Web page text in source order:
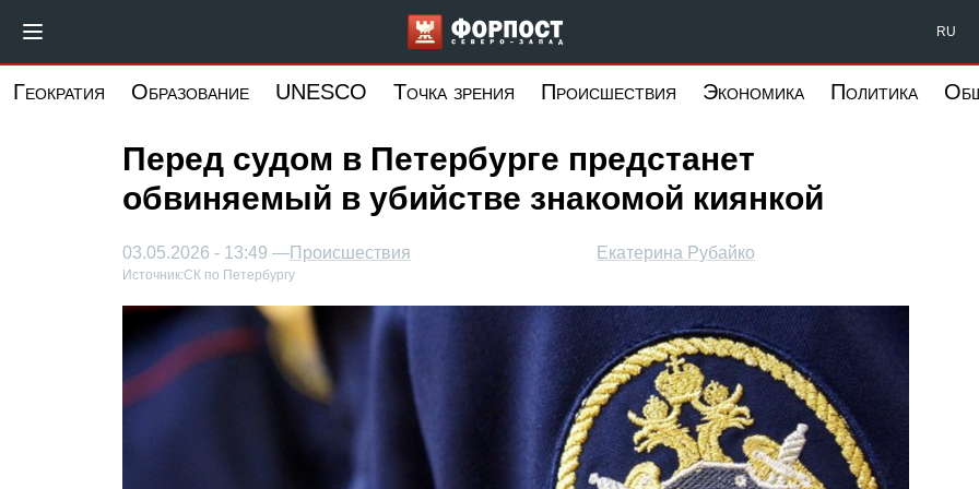
основному
Форпост Северо-Запад RU
Геократия Образование UNESCO Точка зрения Происшествия Экономика Политика
Перед судом в Петербурге предстанет
обвиняемый в убийстве знакомой киянкой
Екатерина Рубайко
03.05.2026 - 13:49 —Происшествия
Источник:СК по Петербургу